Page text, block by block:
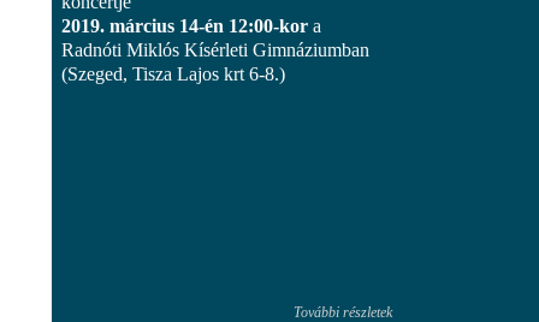
2019. március 14-én 12:00-kor a
Radnóti Miklós Kísérleti Gimnáziumban
(Szeged, Tisza Lajos krt 6-8.)
További részletek